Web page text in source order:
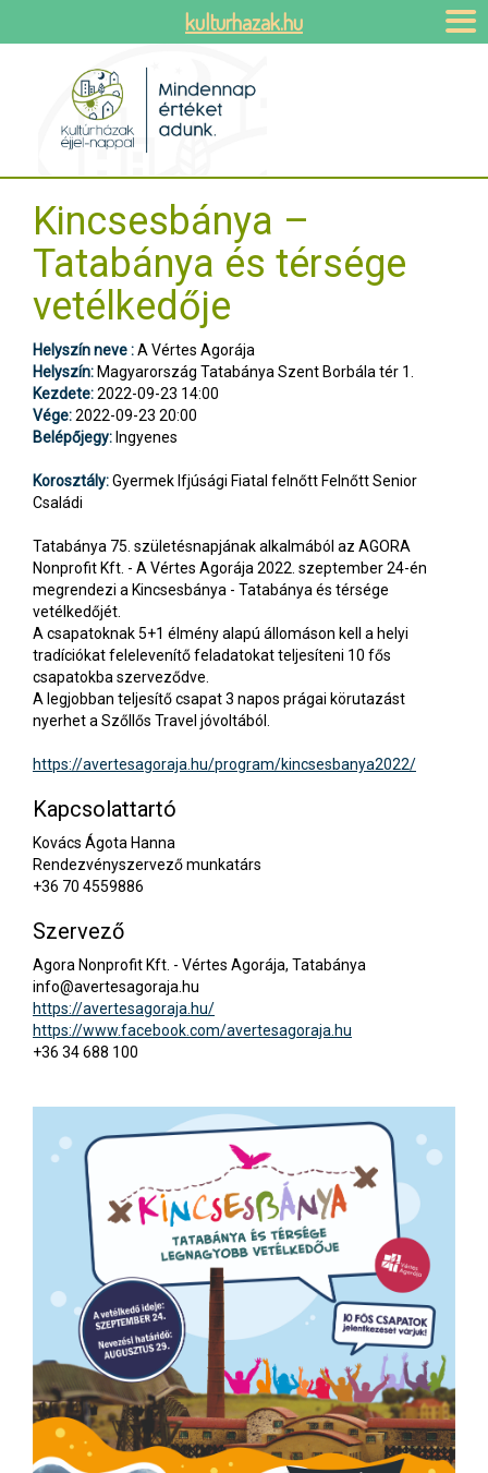
Kincsesbánya –
Tatabánya és térsége
vetélkedője
Helyszín neve :A Vértes Agorája
Helyszín: Magyarország Tatabánya Szent Borbála tér 1.
Kezdete:2022-09-23 14:00
Vége:2022-09-23 20:00
Belépőjegy: Ingyenes
Korosztály:Gyermek Ifjúsági Fiatal felnőtt Felnőtt Senior
Családi
Tatabánya 75. születésnapjának alkalmából az AGORA
Nonprofit Kft. - A Vértes Agorája 2022. szeptember 24-én
megrendezi a Kincsesbánya - Tatabánya és térsége
vetélkedőjét.
A csapatoknak 5+1 élmény alapú állomáson kell a helyi
tradíciókat felelevenítő feladatokat teljesíteni 10 fős
csapatokba szerveződve.
A legjobban teljesítő csapat 3 napos prágai körutazást
nyerhet a Szőllős Travel jóvoltából.
https://avertesagoraja.hu/program/kincsesbanya2022/
Kapcsolattartó
Kovács Ágota Hanna
Rendezvényszervező munkatárs
+36 70 4559886
Szervező
Agora Nonprofit Kft. - Vértes Agorája, Tatabánya
info@avertesagoraja.hu
https://avertesagoraja.hu/
https://www.facebook.com/avertesagoraja.hu
+36 34 688 100
kulturhazak.hu